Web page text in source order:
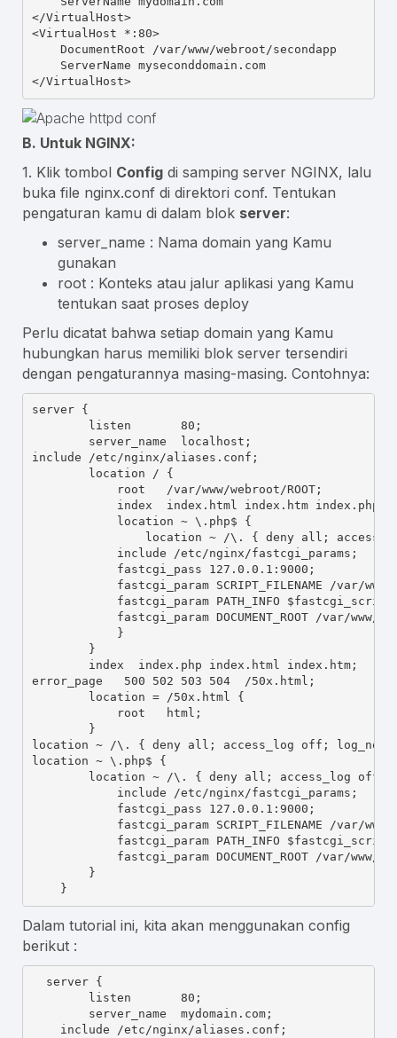
</VirtualHost>
<VirtualHost
*:80>
DocumentRoot
/var/www/webroot/secondapp
ServerName myseconddomain.com
</VirtualHost>
B. Untuk NGINX:
1. Klik tombol Config di samping server NGINX, lalu
buka file nginx.conf di direktori conf. Tentukan
pengaturan kamu di dalam blok server:
server_name : Nama domain yang Kamu
gunakan
root : Konteks atau jalur aplikasi yang Kamu
tentukan saat proses deploy
Perlu dicatat bahwa setiap domain yang Kamu
hubungkan harus memiliki blok server tersendiri
dengan pengaturannya masing-masing. Contohnya:
server {
listen 80;
server_name
localhost ;
include
/etc/nginx/aliases.conf ;
location
/ {
root
/var/www/webroot/ROOT;
index
index.html index.htm index.php
location ~ \.php$ {
location ~ /\. { deny all ;
include
/etc/nginx/fastcgi_params ;
fastcgi_pass 127.0.0.1:9000;
fastcgi_param
SCRIPT_FILENAME
/var/www/
fastcgi_param
PATH_INFO
fastcgi_param DOCUMENT_ROOT
/var/www/
}
}
index
index.php index.html index.htm;
error_page 500 502 503 504 /50x.html ;
location = /50x.html {
root
html ;
}
location ~ /\. { deny all ; access_log off ;
location ~ \.php$ {
location ~ /\. { deny all ; access_log off
include
/etc/nginx/fastcgi_params ;
fastcgi_pass 127.0.0.1:9000;
fastcgi_param
SCRIPT_FILENAME
/var/www/
fastcgi_param
PATH_INFO
fastcgi_param DOCUMENT_ROOT
/var/www/
}
}
Dalam tutorial ini, kita akan menggunakan config
berikut :
server {
listen 80;
server_name
mydomain.com;
include
/etc/nginx/aliases.conf ;